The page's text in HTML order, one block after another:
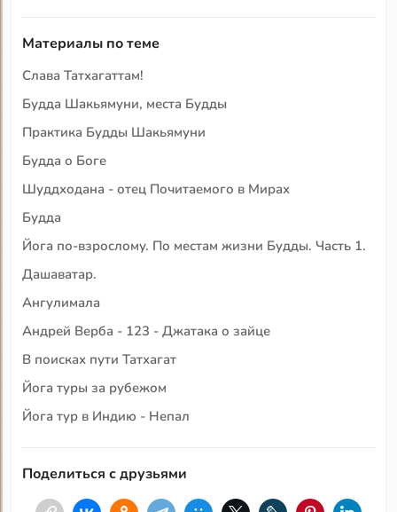
Материалы по теме
Слава Татхагаттам!
Будда Шакьямуни, места Будды
Практика Будды Шакьямуни
Будда о Боге
Шуддходана - отец Почитаемого в Мирах
Будда
Йога по-взрослому. По местам жизни Будды. Часть 1.
Дашаватар.
Ангулимала
Андрей Верба - 123 - Джатака о зайце
В поисках пути Татхагат
Йога туры за рубежом
Йога тур в Индию - Непал
Поделиться с друзьями